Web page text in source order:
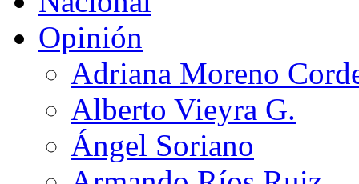
Opinión
Adriana Moreno
Alberto Vieyra G.
Ángel Soriano